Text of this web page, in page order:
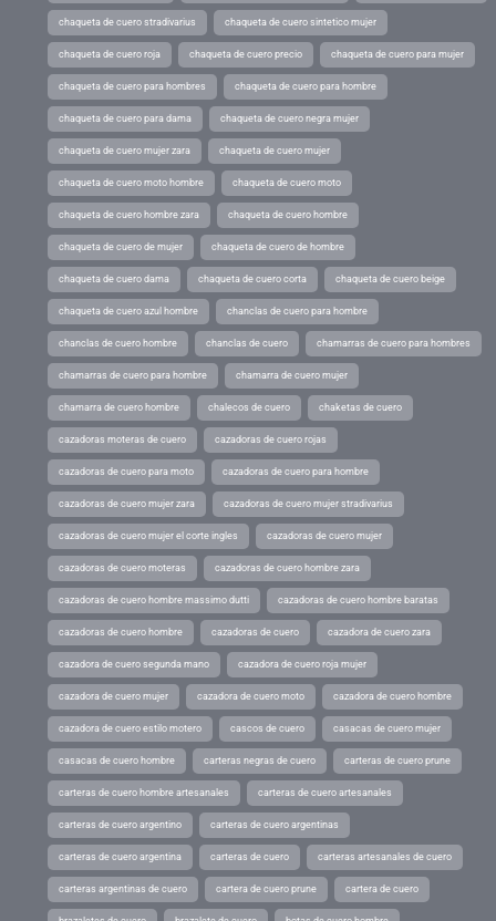
chaqueta de cuero stradivarius chaqueta de cuero sintetico mujer
chaqueta de cuero roja chaqueta de cuero precio chaqueta de cuero para mujer
chaqueta de cuero para hombres chaqueta de cuero para hombre
chaqueta de cuero para dama chaqueta de cuero negra mujer
chaqueta de cuero mujer zara chaqueta de cuero mujer
chaqueta de cuero moto hombre chaqueta de cuero moto
chaqueta de cuero hombre zara chaqueta de cuero hombre
chaqueta de cuero de mujer chaqueta de cuero de hombre
chaqueta de cuero dama chaqueta de cuero corta chaqueta de cuero beige
chaqueta de cuero azul hombre chanclas de cuero para hombre
chanclas de cuero hombre chanclas de cuero chamarras de cuero para hombres
chamarras de cuero para hombre chamarra de cuero mujer
chamarra de cuero hombre chalecos de cuero chaketas de cuero
cazadoras moteras de cuero cazadoras de cuero rojas
cazadoras de cuero para moto cazadoras de cuero para hombre
cazadoras de cuero mujer zara cazadoras de cuero mujer stradivarius
cazadoras de cuero mujer el corte ingles cazadoras de cuero mujer
cazadoras de cuero moteras cazadoras de cuero hombre zara
cazadoras de cuero hombre massimo dutti cazadoras de cuero hombre baratas
cazadoras de cuero hombre cazadoras de cuero cazadora de cuero zara
cazadora de cuero segunda mano cazadora de cuero roja mujer
cazadora de cuero mujer cazadora de cuero moto cazadora de cuero hombre
cazadora de cuero estilo motero cascos de cuero casacas de cuero mujer
casacas de cuero hombre carteras negras de cuero carteras de cuero prune
carteras de cuero hombre artesanales carteras de cuero artesanales
carteras de cuero argentino carteras de cuero argentinas
carteras de cuero argentina carteras de cuero carteras artesanales de cuero
carteras argentinas de cuero cartera de cuero prune cartera de cuero